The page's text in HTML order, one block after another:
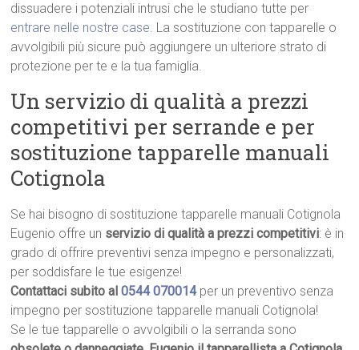
dissuadere i potenziali intrusi che le studiano tutte per
entrare nelle nostre case. La sostituzione con tapparelle o
avvolgibili più sicure può aggiungere un ulteriore strato di
protezione per te e la tua famiglia.
Un servizio di qualità a prezzi
competitivi per serrande e per
sostituzione tapparelle manuali
Cotignola
Se hai bisogno di sostituzione tapparelle manuali Cotignola
Eugenio offre un servizio di qualità a prezzi competitivi: è in
grado di offrire preventivi senza impegno e personalizzati,
per soddisfare le tue esigenze!
Contattaci subito al0544 070014 per un preventivo senza
impegno per sostituzione tapparelle manuali Cotignola!
Se le tue tapparelle o avvolgibili o la serranda sono